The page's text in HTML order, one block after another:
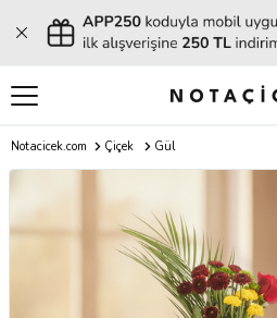
Notacicek.com Çiçek Gül